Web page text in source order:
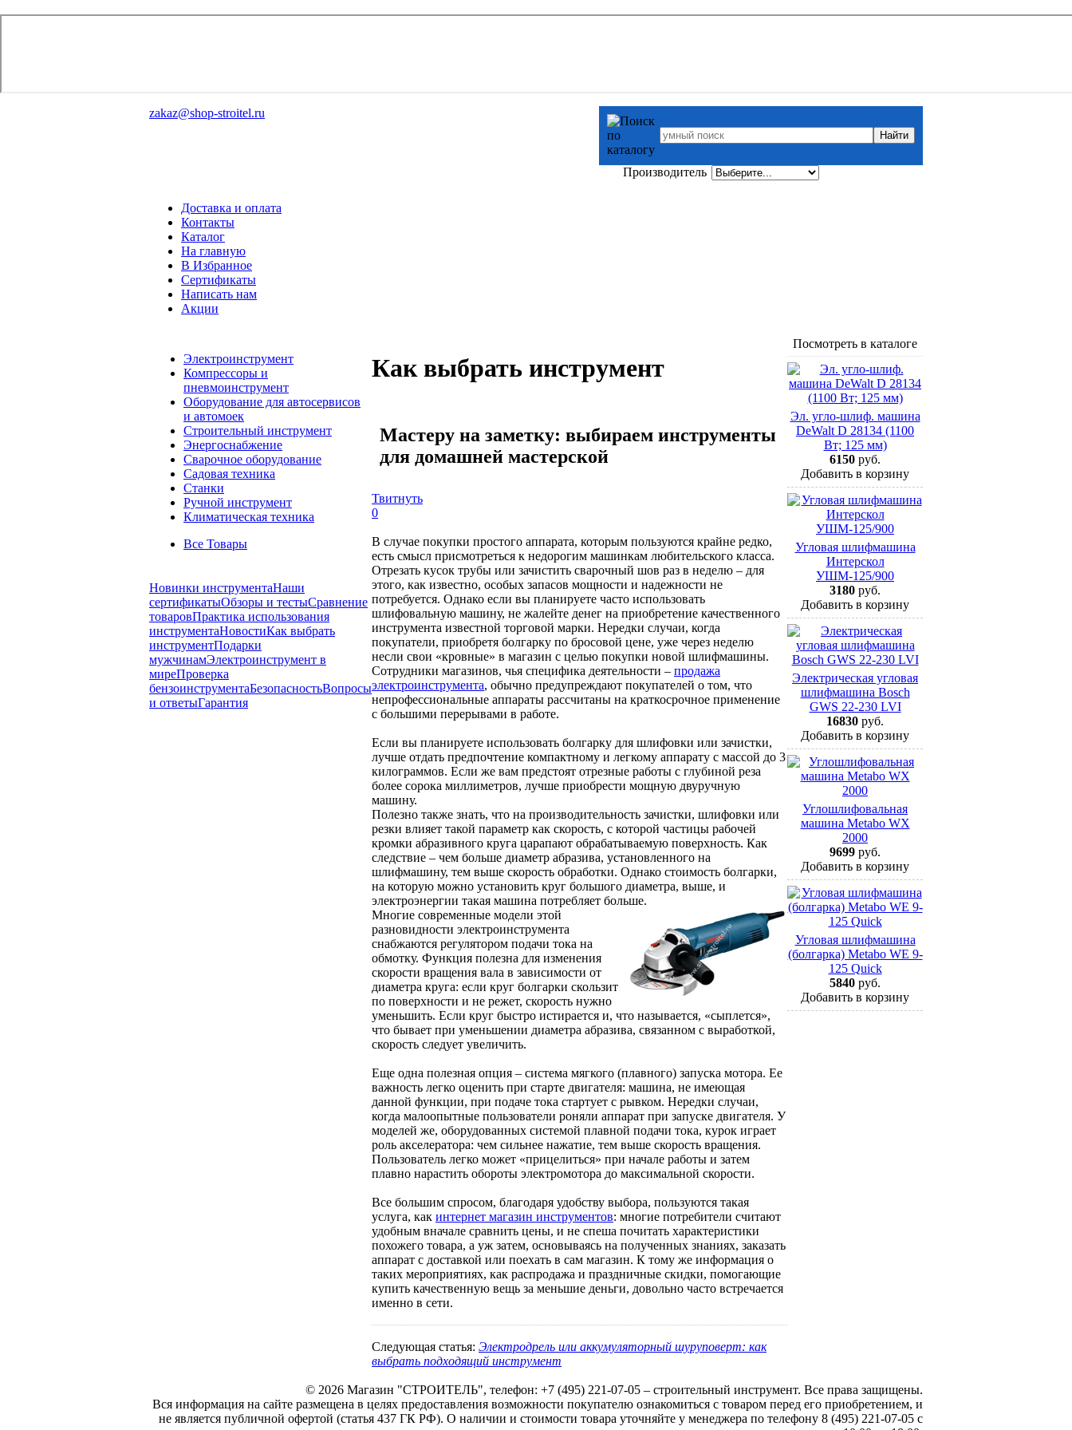
zakaz@shop-stroitel.ru
Производитель
Доставка и оплата
Контакты
Каталог
На главную
В Избранное
Сертификаты
Написать нам
Акции
Электроинструмент
Компрессоры и
пневмоинструмент
Оборудование для автосервисов
и автомоек
Строительный инструмент
Энергоснабжение
Сварочное оборудование
Садовая техника
Станки
Ручной инструмент
Климатическая техника
Все Товары
Новинки инструментаНаши
сертификатыОбзоры и тестыСравнение
товаровПрактика использования
инструментаНовостиКак выбрать
инструментПодарки
мужчинамЭлектроинструмент в
миреПроверка
бензоинструментаБезопасностьВопросы
и ответыГарантия
Как выбрать инструмент
Мастеру на заметку: выбираем инструменты
для домашней мастерской
Твитнуть
0
В случае покупки простого аппарата, которым пользуются крайне редко,
есть смысл присмотреться к недорогим машинкам любительского класса.
Отрезать кусок трубы или зачистить сварочный шов раз в неделю – для
этого, как известно, особых запасов мощности и надежности не
потребуется. Однако если вы планируете часто использовать
шлифовальную машину, не жалейте денег на приобретение качественного
инструмента известной торговой марки. Нередки случаи, когда
покупатели, приобретя болгарку по бросовой цене, уже через неделю
несли свои «кровные» в магазин с целью покупки новой шлифмашины.
Сотрудники магазинов, чья специфика деятельности – продажа
электроинструмента, обычно предупреждают покупателей о том, что
непрофессиональные аппараты рассчитаны на краткосрочное применение
с большими перерывами в работе.
Если вы планируете использовать болгарку для шлифовки или зачистки,
лучше отдать предпочтение компактному и легкому аппарату с массой до 3
килограммов. Если же вам предстоят отрезные работы с глубиной реза
более сорока миллиметров, лучше приобрести мощную двуручную
машину.
Полезно также знать, что на производительность зачистки, шлифовки или
резки влияет такой параметр как скорость, с которой частицы рабочей
кромки абразивного круга царапают обрабатываемую поверхность. Как
следствие – чем больше диаметр абразива, установленного на
шлифмашину, тем выше скорость обработки. Однако стоимость болгарки,
на которую можно установить круг большого диаметра, выше, и
электроэнергии такая машина потребляет больше.
Многие современные модели этой
разновидности электроинструмента
снабжаются регулятором подачи тока на
обмотку. Функция полезна для изменения
скорости вращения вала в зависимости от
диаметра круга: если круг болгарки скользит
по поверхности и не режет, скорость нужно
уменьшить. Если круг быстро истирается и, что называется, «сыплется»,
что бывает при уменьшении диаметра абразива, связанном с выработкой,
скорость следует увеличить.
Еще одна полезная опция – система мягкого (плавного) запуска мотора. Ее
важность легко оценить при старте двигателя: машина, не имеющая
данной функции, при подаче тока стартует с рывком. Нередки случаи,
когда малоопытные пользователи роняли аппарат при запуске двигателя. У
моделей же, оборудованных системой плавной подачи тока, курок играет
роль акселератора: чем сильнее нажатие, тем выше скорость вращения.
Пользователь легко может «прицелиться» при начале работы и затем
плавно нарастить обороты электромотора до максимальной скорости.
Все большим спросом, благодаря удобству выбора, пользуются такая
услуга, как интернет магазин инструментов: многие потребители считают
удобным вначале сравнить цены, и не спеша почитать характеристики
похожего товара, а уж затем, основываясь на полученных знаниях, заказать
аппарат с доставкой или поехать в сам магазин. К тому же информация о
таких мероприятиях, как распродажа и праздничные скидки, помогающие
купить качественную вещь за меньшие деньги, довольно часто встречается
именно в сети.
Следующая статья: Электродрель или аккумуляторный шуруповерт: как
выбрать подходящий инструмент
Посмотреть в каталоге
Эл. угло-шлиф. машина
DeWalt D 28134 (1100
Вт; 125 мм)
6150 руб.
Добавить в корзину
Угловая шлифмашина
Интерскол
УШМ-125/900
3180 руб.
Добавить в корзину
Электрическая угловая
шлифмашина Bosch
GWS 22-230 LVI
16830 руб.
Добавить в корзину
Углошлифовальная
машина Metabo WX
2000
9699 руб.
Добавить в корзину
Угловая шлифмашина
(болгарка) Metabo WE 9-
125 Quick
5840 руб.
Добавить в корзину
© 2026 Магазин "СТРОИТЕЛЬ", телефон: +7 (495) 221-07-05 – строительный инструмент. Все права защищены.
Вся информация на сайте размещена в целях предоставления возможности покупателю ознакомиться с товаром перед его приобретением, и
не является публичной офертой (статья 437 ГК РФ). О наличии и стоимости товара уточняйте у менеджера по телефону 8 (495) 221-07-05 с